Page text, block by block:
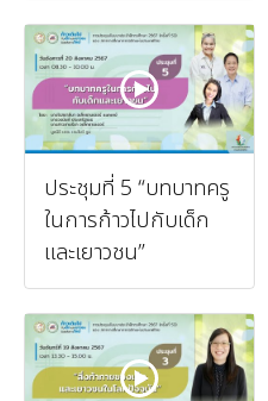
ประชุมที่ 5 “บทบาทครู
ในการก้าวไปกับเด็ก
และเยาวชน”